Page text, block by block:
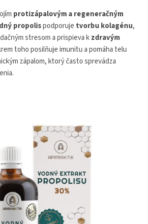
protizápalovým a regeneračným
propolispodporuje tvorbu kolagénu,
stresom a prispieva kzdravým
toho posilňuje imunitu a pomáha telu
zápalom, ktorý často sprevádza